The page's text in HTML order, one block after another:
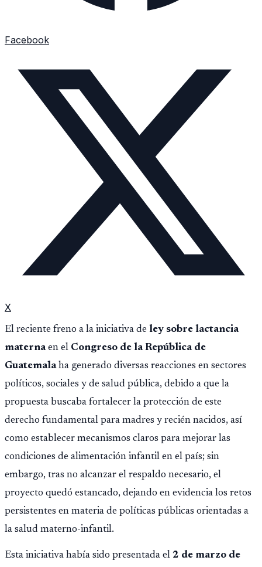
Facebook
X
El reciente freno a la iniciativa de ley sobre lactancia
maternaen el Congreso de la República de
Guatemalaha generado diversas reacciones en sectores
políticos, sociales y de salud pública, debido a que la
propuesta buscaba fortalecer la protección de este
derecho fundamental para madres y recién nacidos, así
como establecer mecanismos claros para mejorar las
condiciones de alimentación infantil en el país; sin
embargo, tras no alcanzar el respaldo necesario, el
proyecto quedó estancado, dejando en evidencia los retos
persistentes en materia de políticas públicas orientadas a
la salud materno-infantil.
Esta iniciativa había sido presentada el 2 de marzo de